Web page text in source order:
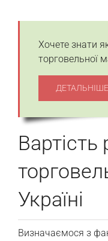
Хочете знати
торговельної
ДЕТАЛЬНІШЕ
Вартість
Україні
Визначаємося з